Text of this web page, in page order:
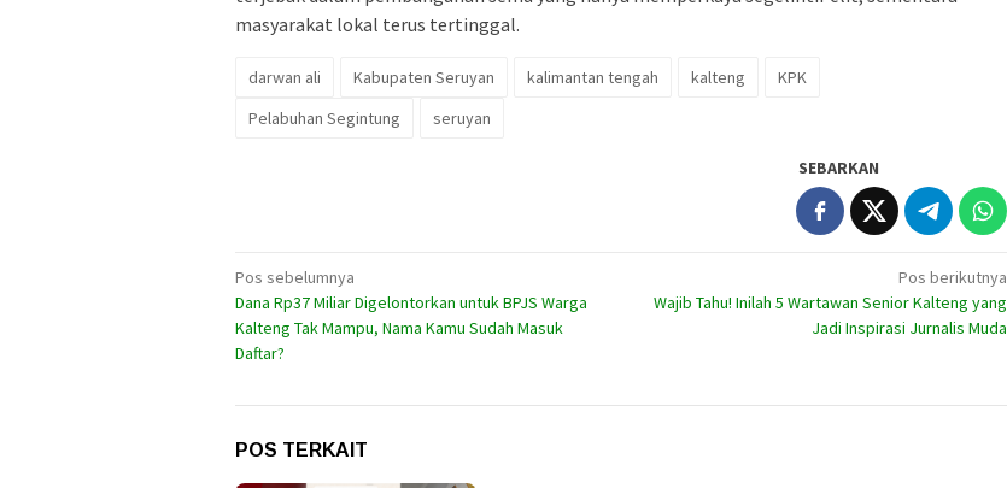
masyarakat lokal terus tertinggal.
darwan ali Kabupaten Seruyan kalimantan tengah kalteng
KPK
Pelabuhan Segintung
seruyan
SEBARKAN
Navigasi
pos
Pos sebelumnya
Dana Rp37 Miliar Digelontorkan untuk BPJS Warga
Kalteng Tak Mampu, Nama Kamu Sudah Masuk
Daftar?
Pos berikutnya
Wajib Tahu! Inilah 5 Wartawan Senior Kalteng yang
Jadi Inspirasi Jurnalis Muda
POS TERKAIT